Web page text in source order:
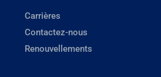
Carrières
Contactez-nous
Renouvellements